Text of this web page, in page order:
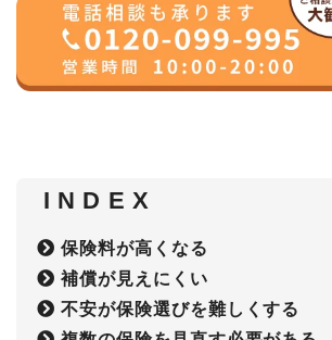
I N D E X
保険料が高くなる
補償が見えにくい
不安が保険選びを難しくする